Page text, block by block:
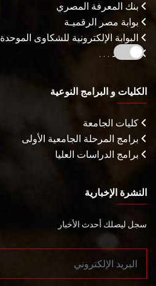
بنك المعرفة المصري
بوابة مصر الرقميـة
البوابة الإلكترونية للشكاوى الموحدة
المزيـد . . .
الكليات و البرامج النوعية
كليات الجامعة
برامج المرحلة الجامعية الأولى
برامج الدراسات العليا
النشرة الإخبارية
سجل ليصلك أحدث الأخبار